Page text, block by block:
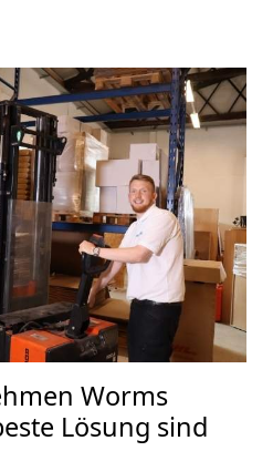
Worms
Lösung sind